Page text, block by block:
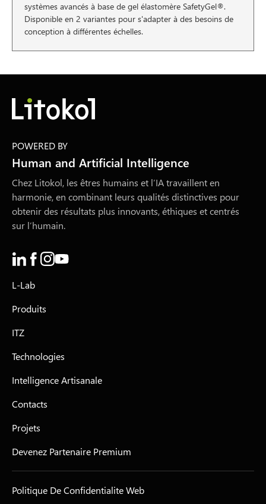
systèmes avancés à base de gel élastomère SafetyGel®.
Disponible en 2 variantes pour s'adapter à des besoins de
conception à différentes échelles.
POWERED BY
Human and Artificial Intelligence
Chez Litokol, les êtres humains et l’IA travaillent en
harmonie, en combinant leurs qualités distinctives pour
obtenir des résultats plus innovants, éthiques et centrés
sur l’humain.
L-Lab
Produits
ITZ
Technologies
Intelligence Artisanale
Contacts
Projets
Devenez Partenaire Premium
Politique De Confidentialite Web